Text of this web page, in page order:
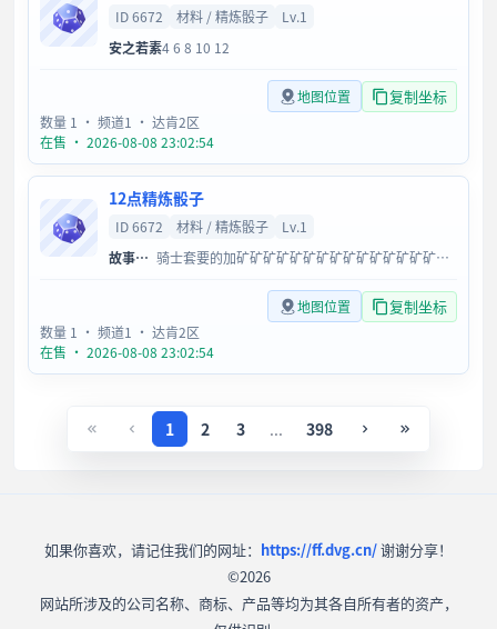
ID 6672 材料 / 精炼骰子
Lv.1
安之若素4 6 8 10 12
地图位置 复制坐标
数量 1 · 频道1 · 达肯2区
在售 · 2026-08-08 23:02:54
12点精炼骰子
ID 6672 材料 / 精炼骰子
Lv.1
故事语你
骑士套要的加矿矿矿矿矿矿矿矿矿矿矿矿矿矿矿矿矿++++
地图位置 复制坐标
数量 1 · 频道1 · 达肯2区
在售 · 2026-08-08 23:02:54
1 2 3 ... 398
如果你喜欢，请记住我们的网址： https://ff.dvg.cn/谢谢分享！
©2026
网站所涉及的公司名称、商标、产品等均为其各自所有者的资产，